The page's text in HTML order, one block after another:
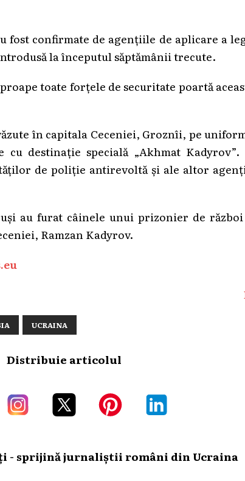
confirmate de agențiile de aplicare a
la începutul săptămânii trecute.
toate forțele de securitate poartă
în capitala Ceceniei, Groznîi, pe
destinație specială „Akhmat
de poliție antirevoltă și ale altor
au furat câinele unui prizonier de
Ramzan Kadyrov.
UCRAINA
Distribuie articolul
- sprijină jurnaliștii români din Ucraina